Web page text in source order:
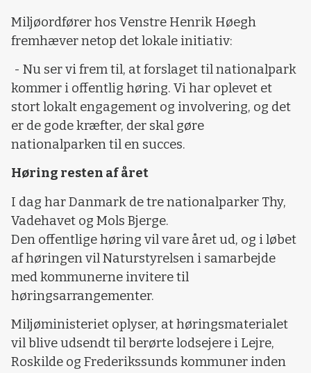
Miljøordfører hos Venstre Henrik Høegh
fremhæver netop det lokale initiativ:
- Nu ser vi frem til, at forslaget til nationalpark
kommer i offentlig høring. Vi har oplevet et
stort lokalt engagement og involvering, og det
er de gode kræfter, der skal gøre
nationalparken til en succes.
Høring resten af året
I dag har Danmark de tre nationalparker Thy,
Vadehavet og Mols Bjerge.
Den offentlige høring vil vare året ud, og i løbet
af høringen vil Naturstyrelsen i samarbejde
med kommunerne invitere til
høringsarrangementer.
Miljøministeriet oplyser, at høringsmaterialet
vil blive udsendt til berørte lodsejere i Lejre,
Roskilde og Frederikssunds kommuner inden